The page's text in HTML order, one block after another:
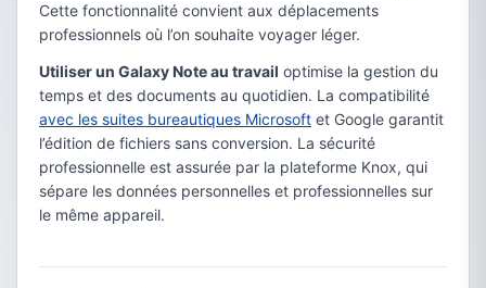
Cette fonctionnalité convient aux déplacements
professionnels où l’on souhaite voyager léger.
Utiliser un Galaxy Note au travail optimise la gestion du
temps et des documents au quotidien. La compatibilité
avec les suites bureautiques Microsoft et Google garantit
l’édition de fichiers sans conversion. La sécurité
professionnelle est assurée par la plateforme Knox, qui
sépare les données personnelles et professionnelles sur
le même appareil.